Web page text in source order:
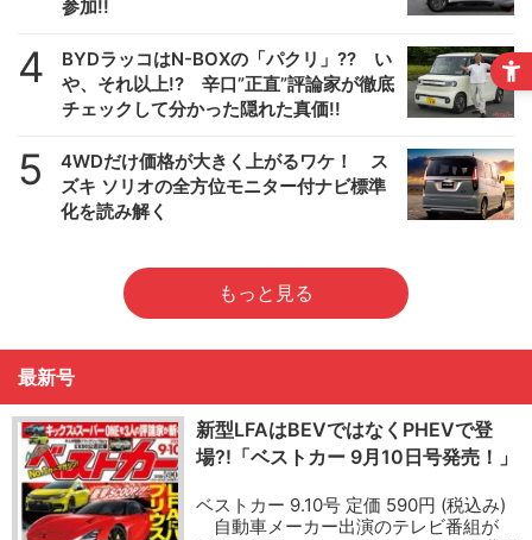
参加!!
4
BYDラッコはN-BOXの「パクリ」?? い
や、それ以上!? 辛口”正直”評論家が徹底
チェックして分かった隠れた真価!!
5
4WDだけ価格が大きく上がるワケ！ ス
ズキ ソリオの全方位モニター付ナビ標準
化を読み解く
もっと見る
最新号
新型LFAはBEVではなくPHEVで登
場?!「ベストカー 9月10日号発売！」
ベストカー 9.10号 定価 590円 (税込み)
自動車メーカー出演のテレビ番組が